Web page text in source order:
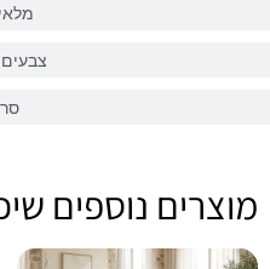
צבעים
מוצרים נוספים